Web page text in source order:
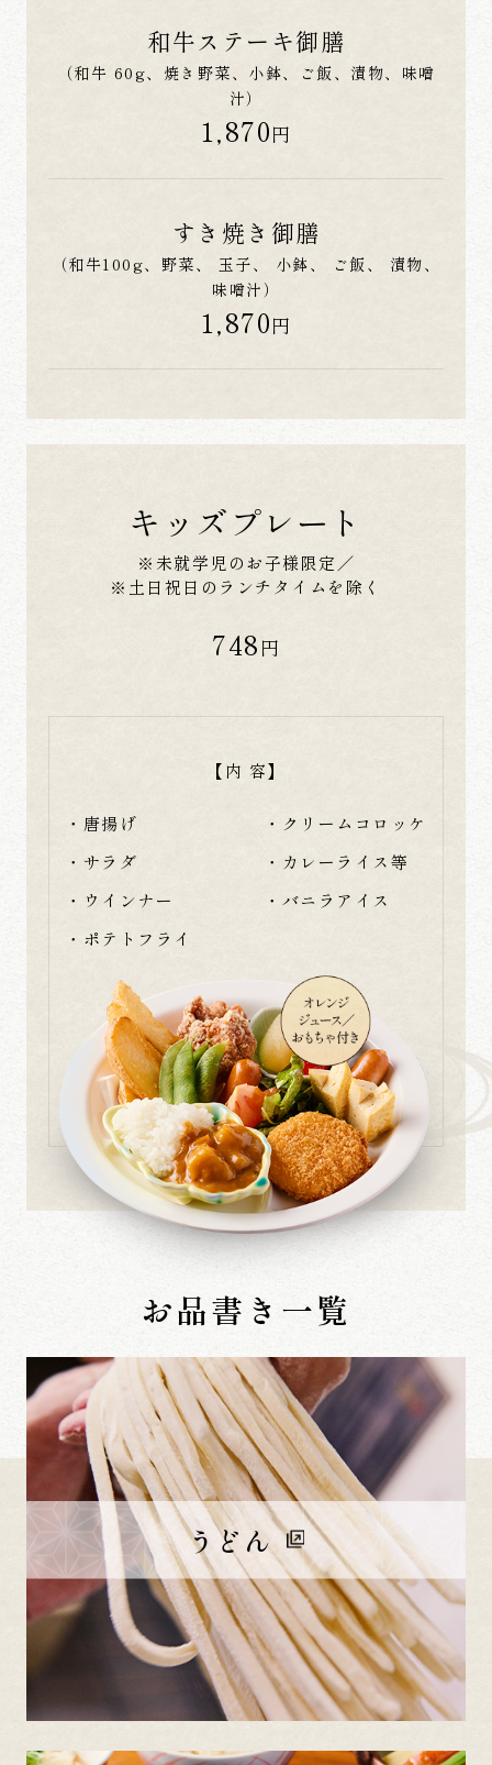
和牛ステーキ御膳
（和牛 60g、焼き野菜、小鉢、ご飯、漬物、味噌
汁）
1,870円
すき焼き御膳
（和牛100g、野菜、 玉子、 小鉢、 ご飯、 漬物、
味噌汁）
1,870円
キッズプレート
※未就学児のお子様限定／
※土日祝日のランチタイムを除く
748 円
【内 容】
・唐揚げ
・サラダ
・ウインナー
・ポテトフライ
・クリームコロッケ
・カレーライス等
・バニラアイス
お品書き一覧
うどん